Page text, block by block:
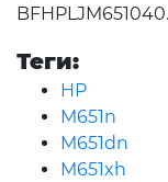
BFHPLJM651040.
Теги:
HP
M651n
M651dn
M651xh